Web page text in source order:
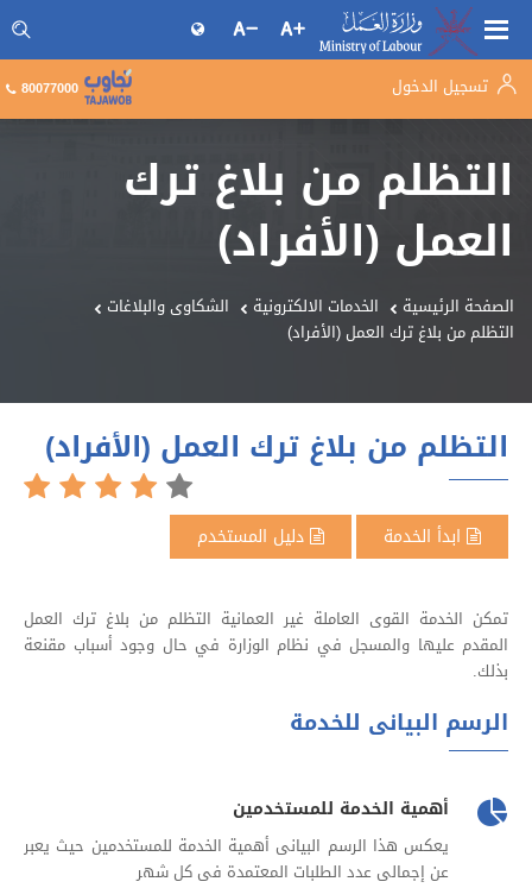
البحث فى موقع وزارة العمل تسجيل الدخول 80077000
التظلم من بلاغ ترك
العمل (الأفراد)
الصفحة الرئيسية الخدمات الالكترونية
الشكاوى والبلاغات
التظلم من بلاغ ترك العمل (الأفراد)
التظلم من بلاغ ترك العمل (الأفراد)
ابدأ الخدمة دليل المستخدم
تمكن الخدمة القوى العاملة غير العمانية التظلم من بلاغ ترك العمل
المقدم عليها والمسجل في نظام الوزارة في حال وجود أسباب مقنعة
بذلك.
الرسم البيانى للخدمة
أهمية الخدمة للمستخدمين
يعكس هذا الرسم البيانى أهمية الخدمة للمستخدمين حيث يعبر
عن إجمالى عدد الطلبات المعتمدة فى كل شهر